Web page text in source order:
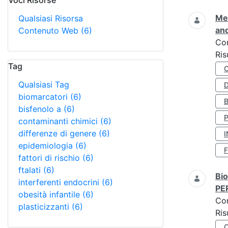
Qualsiasi Risorsa
Contenuto Web (6)
Tag
Qualsiasi Tag
biomarcatori (6)
bisfenolo a (6)
contaminanti chimici (6)
differenze di genere (6)
epidemiologia (6)
fattori di rischio (6)
ftalati (6)
interferenti endocrini (6)
obesità infantile (6)
plasticizzanti (6)
Ricerca